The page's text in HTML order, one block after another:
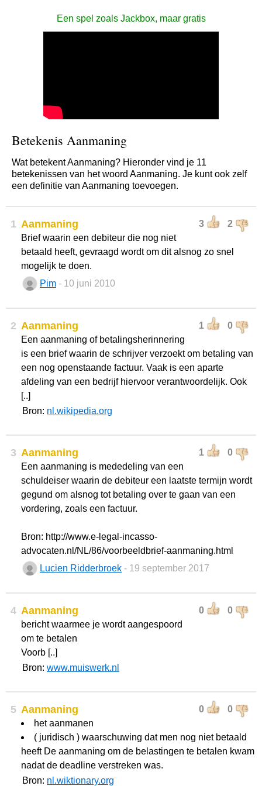
Een spel zoals Jackbox, maar gratis
Betekenis Aanmaning
Wat betekent Aanmaning? Hieronder vind je 11
betekenissen van het woord Aanmaning. Je kunt ook zelf
een definitie van Aanmaning toevoegen.
1 3 2
Aanmaning
Brief waarin een debiteur die nog niet
betaald heeft, gevraagd wordt om dit alsnog zo snel
mogelijk te doen.
Pim - 10 juni 2010
2 1 0
Aanmaning
Een aanmaning of betalingsherinnering
is een brief waarin de schrijver verzoekt om betaling van
een nog openstaande factuur. Vaak is een aparte
afdeling van een bedrijf hiervoor verantwoordelijk. Ook
[..]
Bron: nl.wikipedia.org
3 1 0
Aanmaning
Een aanmaning is mededeling van een
schuldeiser waarin de debiteur een laatste termijn wordt
gegund om alsnog tot betaling over te gaan van een
vordering, zoals een factuur.
Bron: http://www.e-legal-incasso-
advocaten.nl/NL/86/voorbeeldbrief-aanmaning.html
Lucien Ridderbroek - 19 september 2017
4 0 0
Aanmaning
bericht waarmee je wordt aangespoord
om te betalen
Voorb [..]
Bron: www.muiswerk.nl
5 0 0
Aanmaning
het aanmanen
( juridisch ) waarschuwing dat men nog niet betaald
heeft De aanmaning om de belastingen te betalen kwam
nadat de deadline verstreken was.
Bron: nl.wiktionary.org